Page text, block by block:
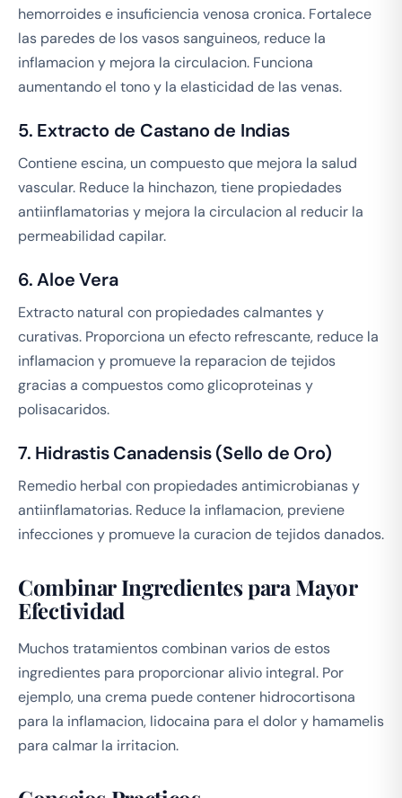
hemorroides e insuficiencia venosa cronica. Fortalece
las paredes de los vasos sanguineos, reduce la
inflamacion y mejora la circulacion. Funciona
aumentando el tono y la elasticidad de las venas.
5. Extracto de Castano de Indias
Contiene escina, un compuesto que mejora la salud
vascular. Reduce la hinchazon, tiene propiedades
antiinflamatorias y mejora la circulacion al reducir la
permeabilidad capilar.
6. Aloe Vera
Extracto natural con propiedades calmantes y
curativas. Proporciona un efecto refrescante, reduce la
inflamacion y promueve la reparacion de tejidos
gracias a compuestos como glicoproteinas y
polisacaridos.
7. Hidrastis Canadensis (Sello de Oro)
Remedio herbal con propiedades antimicrobianas y
antiinflamatorias. Reduce la inflamacion, previene
infecciones y promueve la curacion de tejidos danados.
Combinar Ingredientes para Mayor
Efectividad
Muchos tratamientos combinan varios de estos
ingredientes para proporcionar alivio integral. Por
ejemplo, una crema puede contener hidrocortisona
para la inflamacion, lidocaina para el dolor y hamamelis
para calmar la irritacion.